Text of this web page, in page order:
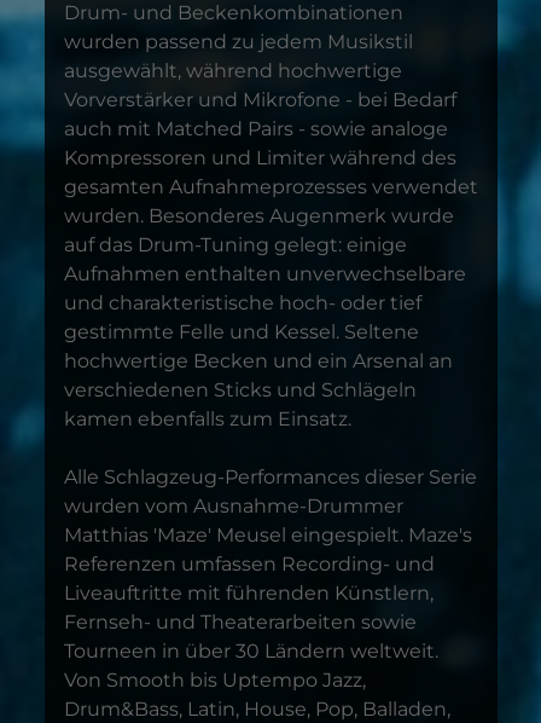
Drum- und Beckenkombinationen
wurden passend zu jedem Musikstil
ausgewählt, während hochwertige
Vorverstärker und Mikrofone - bei Bedarf
auch mit Matched Pairs - sowie analoge
Kompressoren und Limiter während des
gesamten Aufnahmeprozesses verwendet
wurden. Besonderes Augenmerk wurde
auf das Drum-Tuning gelegt: einige
Aufnahmen enthalten unverwechselbare
und charakteristische hoch- oder tief
gestimmte Felle und Kessel. Seltene
hochwertige Becken und ein Arsenal an
verschiedenen Sticks und Schlägeln
kamen ebenfalls zum Einsatz.
Alle Schlagzeug-Performances dieser Serie
wurden vom Ausnahme-Drummer
Matthias 'Maze' Meusel eingespielt. Maze's
Referenzen umfassen Recording- und
Liveauftritte mit führenden Künstlern,
Fernseh- und Theaterarbeiten sowie
Tourneen in über 30 Ländern weltweit.
Von Smooth bis Uptempo Jazz,
Drum&Bass, Latin, House, Pop, Balladen,